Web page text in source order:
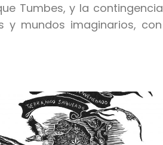
Tumbes, y la
y mundos imaginarios,